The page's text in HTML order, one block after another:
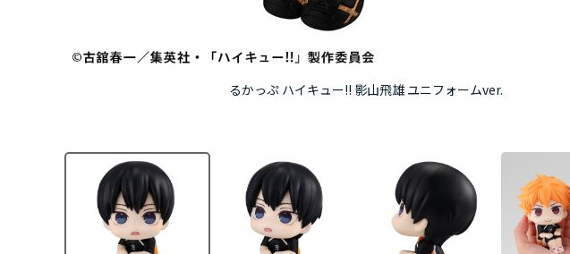
るかっぷ ハイキュー!! 影山飛雄 ユニフォームver.